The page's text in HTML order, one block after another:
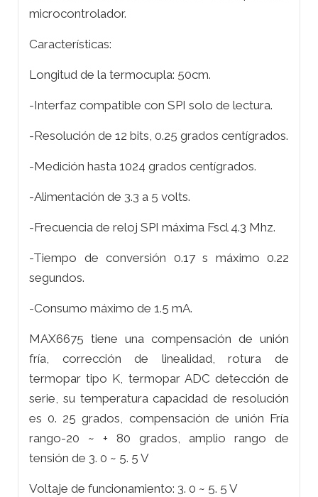
microcontrolador.
Características:
Longitud de la termocupla: 50cm.
-Interfaz compatible con SPI solo de lectura.
-Resolución de 12 bits, 0.25 grados centígrados.
-Medición hasta 1024 grados centígrados.
-Alimentación de 3.3 a 5 volts.
-Frecuencia de reloj SPI máxima Fscl 4.3 Mhz.
-Tiempo de conversión 0.17 s máximo 0.22
segundos.
-Consumo máximo de 1.5 mA.
MAX6675 tiene una compensación de unión
fría, corrección de linealidad, rotura de
termopar tipo K, termopar ADC detección de
serie, su temperatura capacidad de resolución
es 0. 25 grados, compensación de unión Fría
rango-20 ~ + 80 grados, amplio rango de
tensión de 3. 0 ~ 5. 5 V
Voltaje de funcionamiento: 3. 0 ~ 5. 5 V